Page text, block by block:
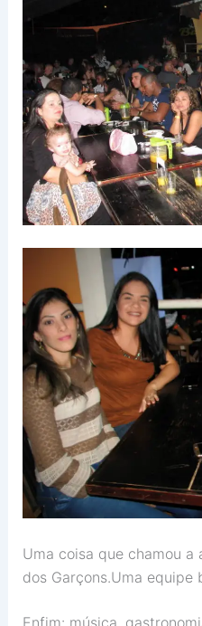
Uma coisa que chamou a
dos Garçons.Uma equipe